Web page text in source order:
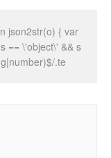
json2str(o) { var
== \'object\' && s
.te